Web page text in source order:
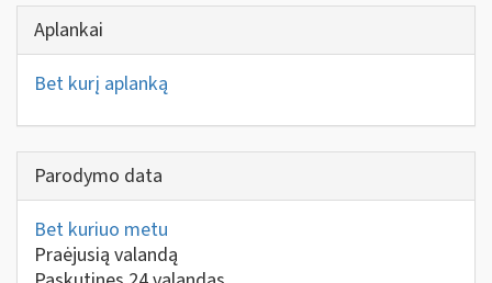
Aplankai
Bet kurį aplanką
Parodymo data
Bet kuriuo metu
Praėjusią valandą